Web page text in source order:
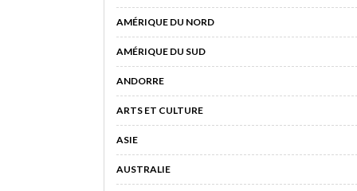
AMÉRIQUE DU NORD
AMÉRIQUE DU SUD
ANDORRE
ARTS ET CULTURE
ASIE
AUSTRALIE